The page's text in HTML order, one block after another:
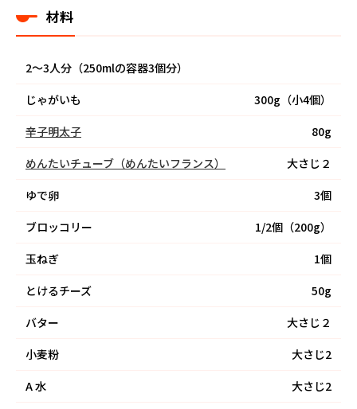
材料
2～3人分（250mlの容器3個分）
じゃがいも
300g（小4個）
辛子明太子
80g
めんたいチューブ（めんたいフランス）
大さじ２
ゆで卵
3個
ブロッコリー
1/2個（200g）
玉ねぎ
1個
とけるチーズ
50g
バター
大さじ２
小麦粉
大さじ2
A水
大さじ2